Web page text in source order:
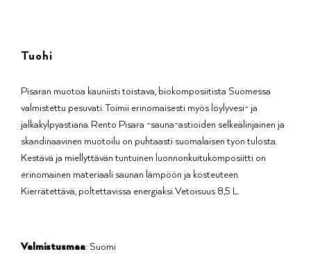
Tuohi
Pisaran muotoa kauniisti toistava, biokomposiitista Suomessa
valmistettu pesuvati. Toimii erinomaisesti myös löylyvesi- ja
jalkakylpyastiana. Rento Pisara -sauna-astioiden selkeälinjainen ja
skandinaavinen muotoilu on puhtaasti suomalaisen työn tulosta.
Kestävä ja miellyttävän tuntuinen luonnonkuitukomposiitti on
erinomainen materiaali saunan lämpöön ja kosteuteen.
Kierrätettävä, poltettavissa energiaksi. Vetoisuus 8,5 L.
Valmistusmaa: Suomi